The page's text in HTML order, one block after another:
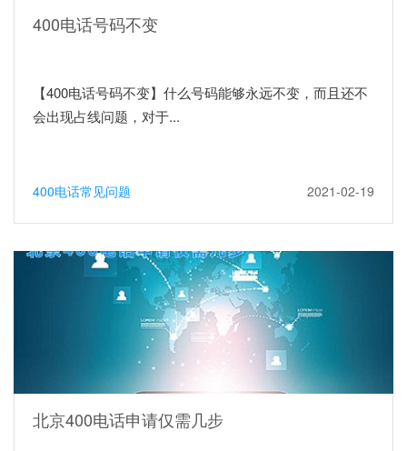
400电话号码不变
【400电话号码不变】什么号码能够永远不变，而且还不
会出现占线问题，对于...
400电话常见问题 2021-02-19
北京400电话申请仅需几步